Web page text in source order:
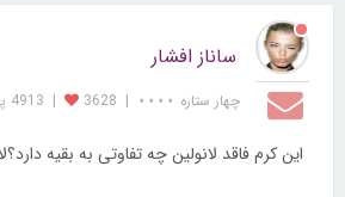
ساناز افشار
چهار ستاره ⋆⋆⋆⋆ |
3628
| 4913 پست
این کرم فاقد لانولین چه تفاوتی به بقیه